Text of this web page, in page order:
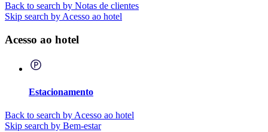
Back to search by Notas de clientes
Skip search by Acesso ao hotel
Acesso ao hotel
Estacionamento
Back to search by Acesso ao hotel
Skip search by Bem-estar